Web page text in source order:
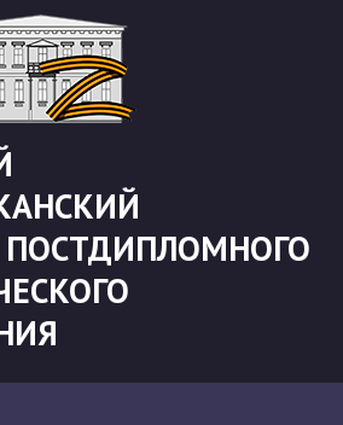
ПОСТДИПЛОМНОГО